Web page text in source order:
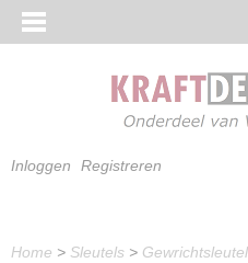
Inloggen Registreren
Home > Sleutels >